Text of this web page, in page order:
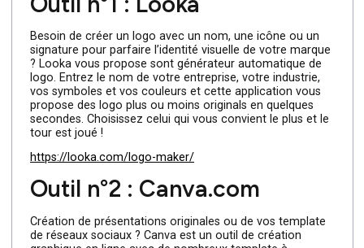
Afin de choisir ce qui existe de mieux sur le marché,
Outil n°1 : Looka
Besoin de créer un logo avec un nom, une icône ou un
signature pour parfaire l’identité visuelle de votre
? Looka vous propose sont générateur automatique de
logo. Entrez le nom de votre entreprise, votre industrie,
vos symboles et vos couleurs et cette application vous
secondes. Choisissez celui qui vous convient le plus et
https://looka.com/logo-maker/